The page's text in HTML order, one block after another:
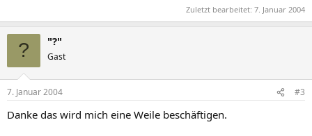
Zuletzt bearbeitet: 7. Januar 2004
? "?"
Gast
7. Januar 2004 #3
Danke das wird mich eine Weile beschäftigen.